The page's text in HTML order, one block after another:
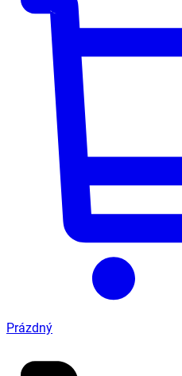
Prázdný